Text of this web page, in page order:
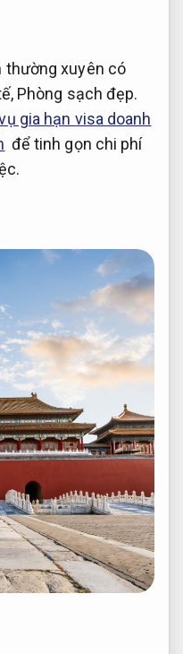
thường xuyên có
Phòng sạch đẹp.
gia hạn visa doanh
để tinh gọn chi phí